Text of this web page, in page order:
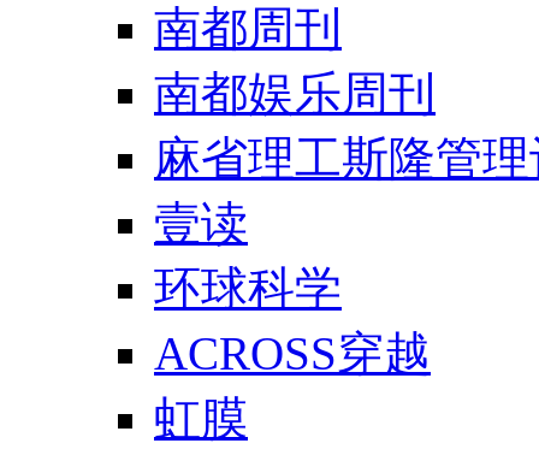
南都周刊
南都娱乐周刊
麻省理工斯隆管
壹读
环球科学
ACROSS穿越
虹膜